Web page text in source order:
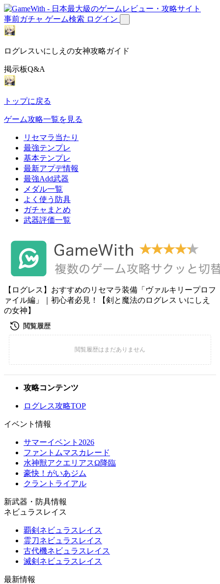
事前ガチャ ゲーム検索 ログイン
ログレスいにしえの女神攻略ガイド
掲示板Q&A
トップに戻る
ゲーム攻略一覧を見る
リセマラ当たり
最強テンプレ
基本テンプレ
最新アプデ情報
最強Add武器
メダル一覧
よく使う防具
ガチャまとめ
武器評価一覧
【ログレス】おすすめのリセマラ装備「ヴァルキリープロフ
ァイル編」｜初心者必見！【剣と魔法のログレス いにしえ
の女神】
攻略コンテンツ
ログレス攻略TOP
イベント情報
サマーイベント2026
ファントムマスカレード
水神獣アクエリアスΩ降臨
豪快！がいあジム
クラントライアル
新武器・防具情報
ネビュラスレイス
覇剣ネビュラスレイス
霊刀ネビュラスレイス
古代機ネビュラスレイス
滅剣ネビュラスレイス
最新情報